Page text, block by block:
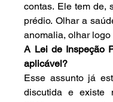
contas. Ele tem de,
prédio. Olhar a
anomalia, olhar
A Lei de Inspeção
aplicável?
Esse assunto já
discutida e existe